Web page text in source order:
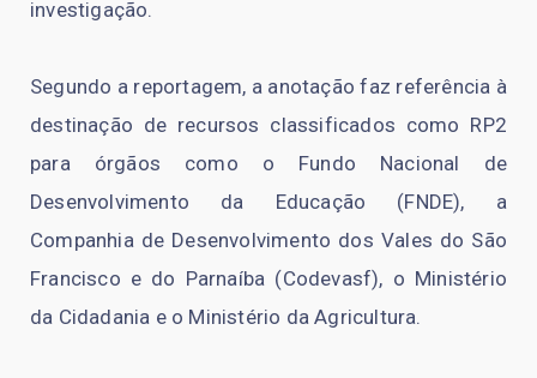
investigação.
Segundo a reportagem, a anotação faz referência à
destinação de recursos classificados como RP2
para órgãos como o Fundo Nacional de
Desenvolvimento da Educação (FNDE), a
Companhia de Desenvolvimento dos Vales do São
Francisco e do Parnaíba (Codevasf), o Ministério
da Cidadania e o Ministério da Agricultura.